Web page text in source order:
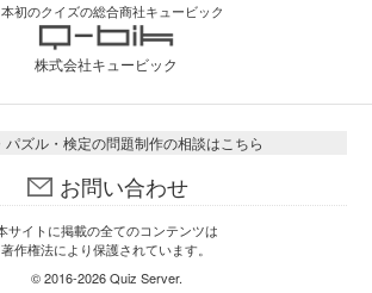
初のクイズの総合商社キュービック
株式会社キュービック
パズル・検定の問題制作の相談はこちら
お問い合わせ
サイトに掲載の全てのコンテンツは
著作権法により保護されています。
© 2016-2026Quiz Server.